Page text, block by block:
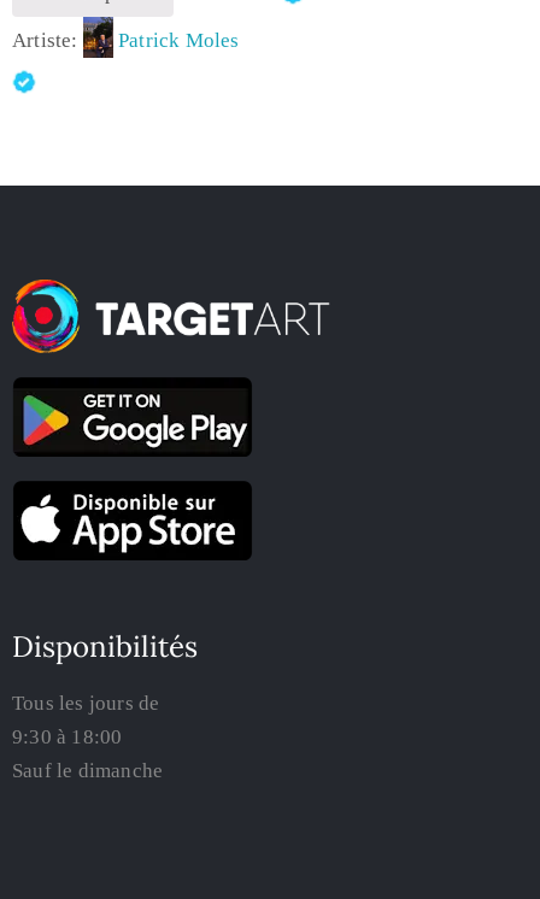
Artiste: Patrick Moles
Disponibilités
Tous les jours de
9:30 à 18:00
Sauf le dimanche